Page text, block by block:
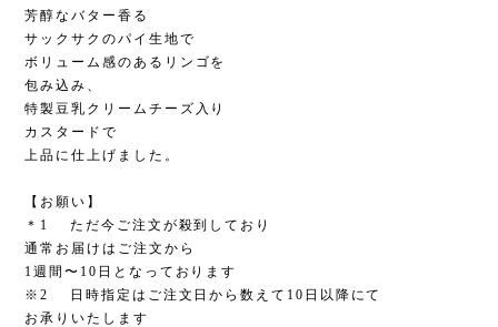
芳醇なバター香る
サックサクのパイ生地で
ボリューム感のあるリンゴを
包み込み、
特製豆乳クリームチーズ入り
カスタードで
上品に仕上げました。
【お願い】
＊1 ただ今ご注文が殺到しており
通常お届けはご注文から
1週間〜10日となっております
※2 日時指定はご注文日から数えて10日以降にて
お承りいたします